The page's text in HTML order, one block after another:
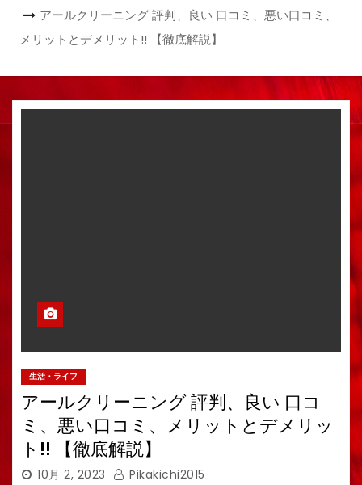
アールクリーニング 評判、良い 口コミ、悪い口コミ、
メリットとデメリット!! 【徹底解説】
生活・ライフ
アールクリーニング 評判、良い 口コ
ミ、悪い口コミ、メリットとデメリッ
ト!! 【徹底解説】
10月 2, 2023 Pikakichi2015